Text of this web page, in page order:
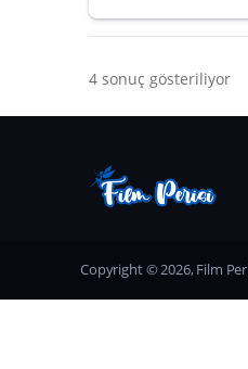
4 sonuç gösteriliyor
Copyright © 2026, Film